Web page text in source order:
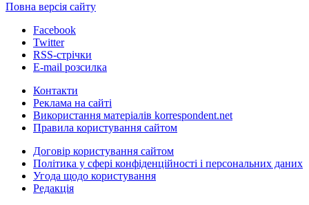
Повна версія сайту
Facebook
Twitter
RSS-стрічки
E-mail розсилка
Контакти
Реклама на сайті
Використання матеріалів korrespondent.net
Правила користування сайтом
Договір користування сайтом
Політика у сфері конфіденційності і персональних даних
Угода щодо користування
Редакція